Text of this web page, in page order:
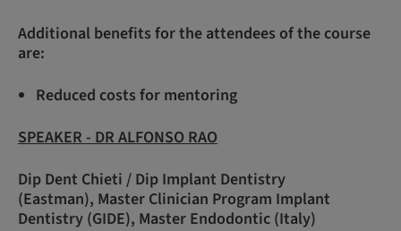
Additional benefits for the attendees of the course
are:
Reduced costs for mentoring
SPEAKER - DR ALFONSO RAO
Dip Dent Chieti / Dip Implant Dentistry
(Eastman), Master Clinician Program Implant
Dentistry (GIDE), Master Endodontic (Italy)